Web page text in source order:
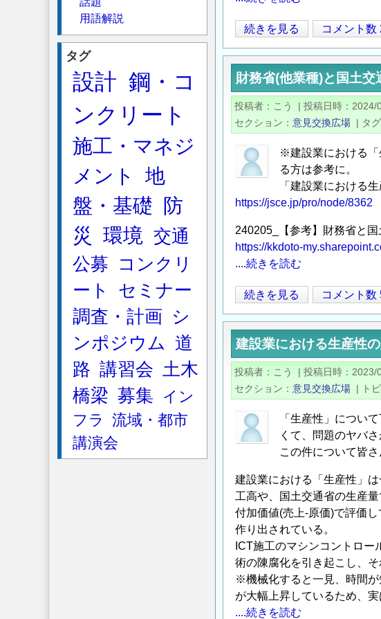
【お
礼】
建
設
業
お
け
る
産
の
定
義
問
題
に
つ
い
て
の
続きを見る コメント数
財務省(他業種)と国土
投稿者 こう | 投稿日時
2024/
セクション
意見交換広場 | タグ
※建設業における「
る方は参考に。
「建設業における
https://jsce.jp/pro/node/8362
240205_【参考】財務省と
https://kkdoto-
....続きを読む
財
務
省
(他
業
と
国
土
省
(建
設
業)
の
「生
産
性」
続きを見る コメント数
建設業における生産性
投稿者 こう | 投稿日時
2023/
セクション
意見交換広場 | ト
「生産性」につい
くて、問題のヤバ
この件について皆
建設業における「生産性」
工高や、国土交通省の生産量
付加価値(売上-原価)で評価
作り出されている。
ICT施工のマシンコントロ
術の陳腐化を引き起こし、
※機械化すると一見、時間
が大幅上昇しているため、
....続きを読む
用語解説
タグ
設計 鋼・コ
ンクリート
施工・マネジ
メント
地
盤・基礎
防
災
環境 交通
公募
コンクリ
ート
セミナー
調査・計画
シ
ンポジウム 道
路 講習会 土木
橋梁 募集
イン
フラ
流域・都市
講演会